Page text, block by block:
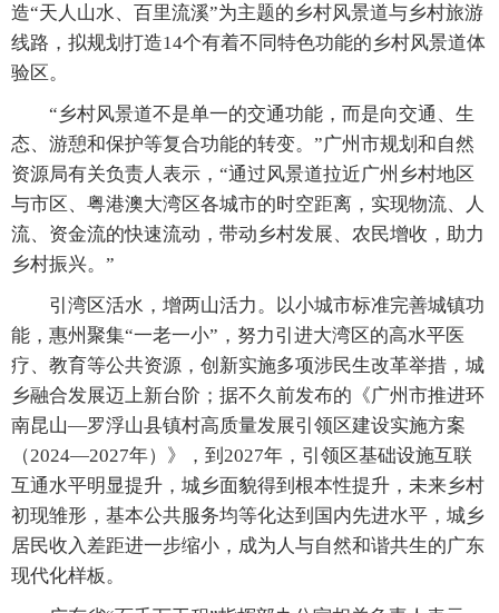
造“天人山水、百里流溪”为主题的乡村风景道与乡村旅游
线路，拟规划打造14个有着不同特色功能的乡村风景道体
验区。
“乡村风景道不是单一的交通功能，而是向交通、生
态、游憩和保护等复合功能的转变。”广州市规划和自然
资源局有关负责人表示，“通过风景道拉近广州乡村地区
与市区、粤港澳大湾区各城市的时空距离，实现物流、人
流、资金流的快速流动，带动乡村发展、农民增收，助力
乡村振兴。”
引湾区活水，增两山活力。以小城市标准完善城镇功
能，惠州聚集“一老一小”，努力引进大湾区的高水平医
疗、教育等公共资源，创新实施多项涉民生改革举措，城
乡融合发展迈上新台阶；据不久前发布的《广州市推进环
南昆山—罗浮山县镇村高质量发展引领区建设实施方案
（2024—2027年）》，到2027年，引领区基础设施互联
互通水平明显提升，城乡面貌得到根本性提升，未来乡村
初现雏形，基本公共服务均等化达到国内先进水平，城乡
居民收入差距进一步缩小，成为人与自然和谐共生的广东
现代化样板。